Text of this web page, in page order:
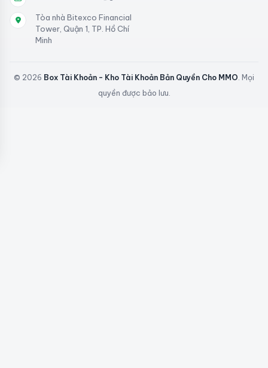
Tòa nhà Bitexco Financial
Tower, Quận 1, TP. Hồ Chí
Minh
© 2026 Box Tài Khoản - Kho Tài Khoản Bản Quyền Cho MMO . Mọi
quyền được bảo lưu.